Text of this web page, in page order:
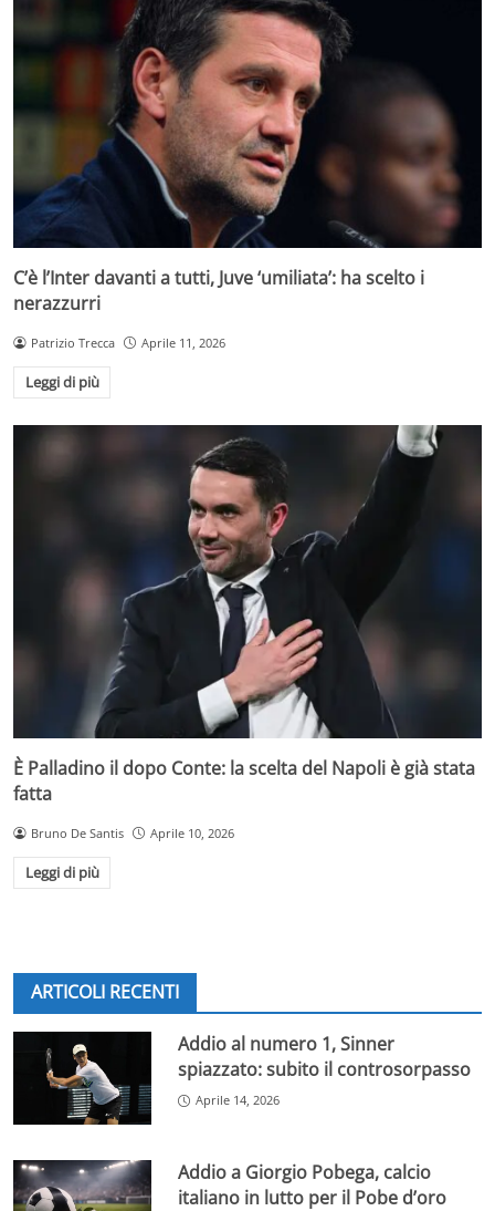
C’è l’Inter davanti a tutti, Juve ‘umiliata’: ha scelto i
nerazzurri
Patrizio Trecca Aprile 11, 2026
Leggi di più
È Palladino il dopo Conte: la scelta del Napoli è già stata
fatta
Bruno De Santis Aprile 10, 2026
Leggi di più
ARTICOLI RECENTI
Addio al numero 1, Sinner
spiazzato: subito il controsorpasso
Aprile 14, 2026
Addio a Giorgio Pobega, calcio
italiano in lutto per il Pobe d’oro